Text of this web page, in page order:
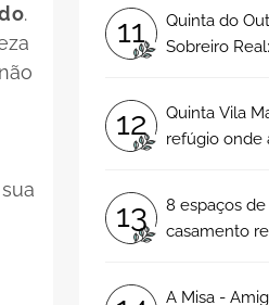
.
11
Quinta do
Sobreiro Real:
deste local!
12
Quinta Vila
refúgio onde
13
8 espaços de
casamento
A Misa -